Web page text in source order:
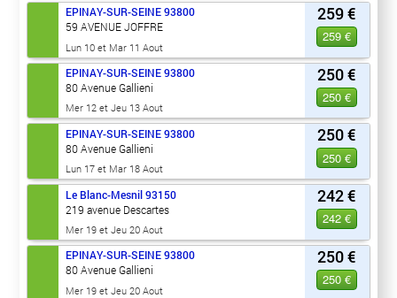
259 €
259 €
EPINAY-SUR-SEINE 93800
59 AVENUE JOFFRE
Lun 10 et Mar 11 Aout
250 €
250 €
EPINAY-SUR-SEINE 93800
80 Avenue Gallieni
Mer 12 et Jeu 13 Aout
250 €
250 €
EPINAY-SUR-SEINE 93800
80 Avenue Gallieni
Lun 17 et Mar 18 Aout
242 €
242 €
Le Blanc-Mesnil 93150
219 avenue Descartes
Mer 19 et Jeu 20 Aout
250 €
250 €
EPINAY-SUR-SEINE 93800
80 Avenue Gallieni
Mer 19 et Jeu 20 Aout